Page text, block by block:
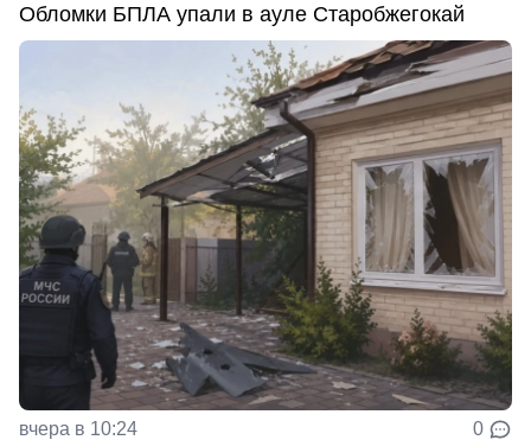
Обломки БПЛА упали в ауле Старобжегокай
вчера в 10:24 0